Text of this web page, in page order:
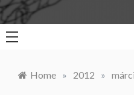
Home » 2012 »